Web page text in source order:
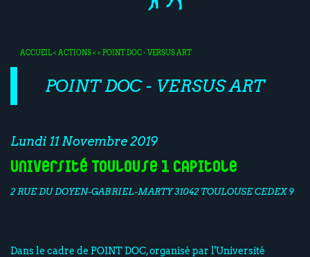
ACCUEIL<ACTIONS< < POINT DOC - VERSUS ART
POINT DOC - VERSUS ART
Lundi 11 Novembre 2019
Université Toulouse 1 Capitole
2 RUE DU DOYEN-GABRIEL-MARTY 31042 TOULOUSE CEDEX 9
Dans le cadre de POINT DOC, organisé par l'Université